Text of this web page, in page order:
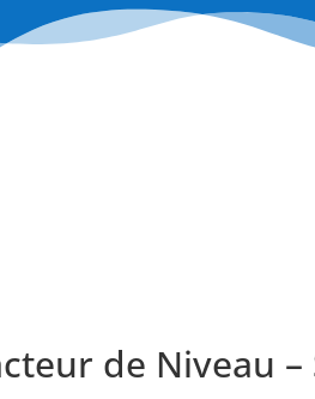
de Niveau –